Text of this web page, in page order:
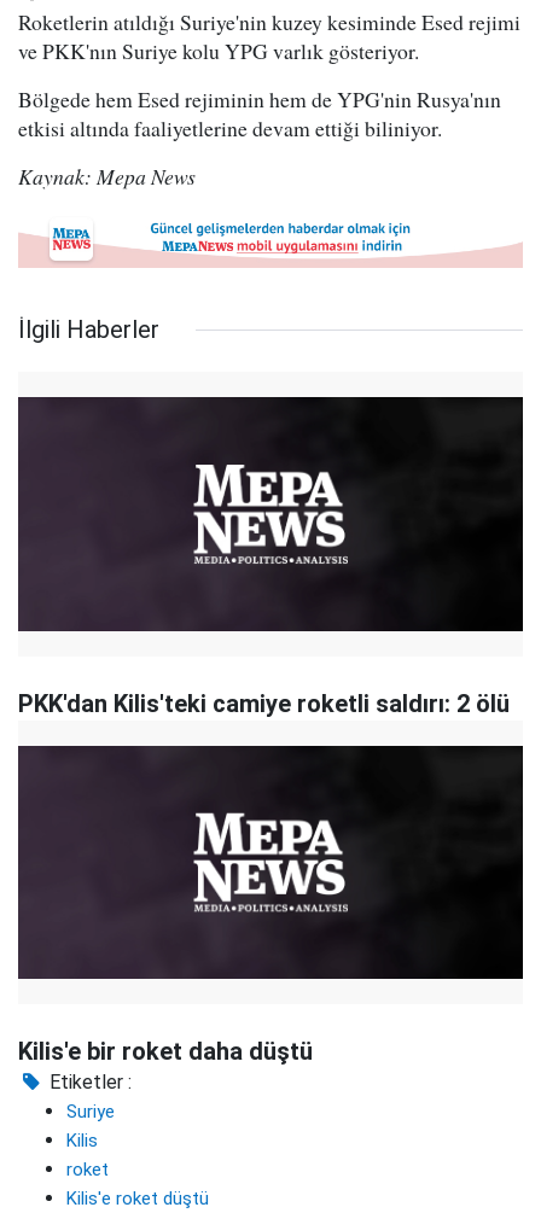
Roketlerin atıldığı Suriye'nin kuzey kesiminde Esed rejimi
ve PKK'nın Suriye kolu YPG varlık gösteriyor.
Bölgede hem Esed rejiminin hem de YPG'nin Rusya'nın
etkisi altında faaliyetlerine devam ettiği biliniyor.
Kaynak: Mepa News
İlgili Haberler
PKK'dan Kilis'teki camiye roketli saldırı: 2 ölü
Kilis'e bir roket daha düştü
Etiketler :
Suriye
Kilis
roket
Kilis'e roket düştü